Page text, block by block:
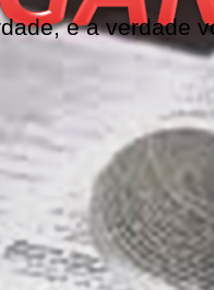
e a verdade